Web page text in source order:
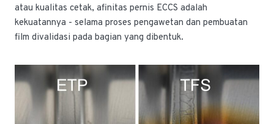
atau kualitas cetak, afinitas pernis ECCS adalah
kekuatannya - selama proses pengawetan dan pembuatan
film divalidasi pada bagian yang dibentuk.